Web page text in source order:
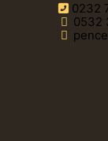
0232
0532